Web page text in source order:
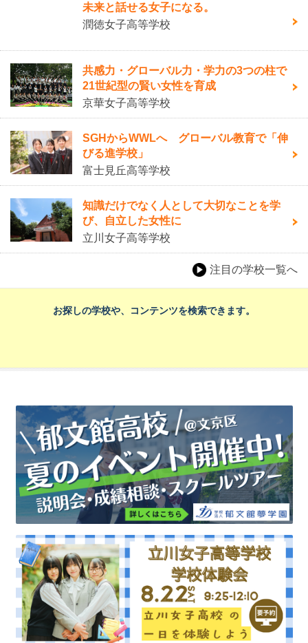
未来と話せる女子になる。
潤徳女子高等学校
共感力・グローバル力・学力の3つの柱で
21世紀型の賢い女性を育成
京華女子高等学校
SGHからWWLへ グローバル教育で「伸
びる進学校」
富士見丘高等学校
知識だけでなく人として大切なことを学
び、自立した女性に
立川女子高等学校
注目の学校一覧へ
お探しの学校や、コンテンツを検索できます。